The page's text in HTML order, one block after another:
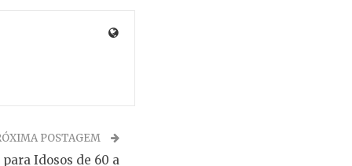
POSTAGEM
Idosos de 60 a